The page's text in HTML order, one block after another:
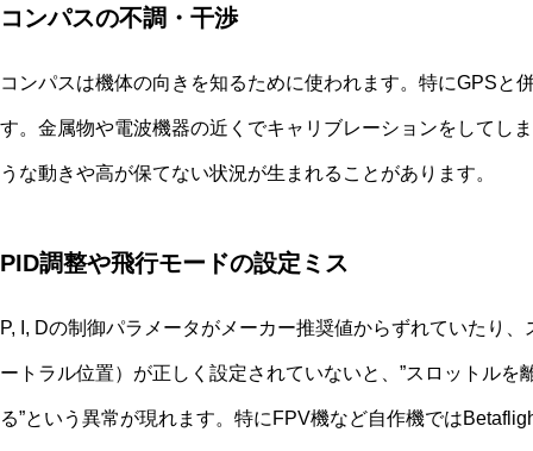
コンパスの不調・干渉
コンパスは機体の向きを知るために使われます。特にGPSと
す。金属物や電波機器の近くでキャリブレーションをしてし
うな動きや高が保てない状況が生まれることがあります。
PID調整や飛行モードの設定ミス
P, I, Dの制御パラメータがメーカー推奨値からずれていたり
ートラル位置）が正しく設定されていないと、”スロットルを
る”という異常が現れます。特にFPV機など自作機では